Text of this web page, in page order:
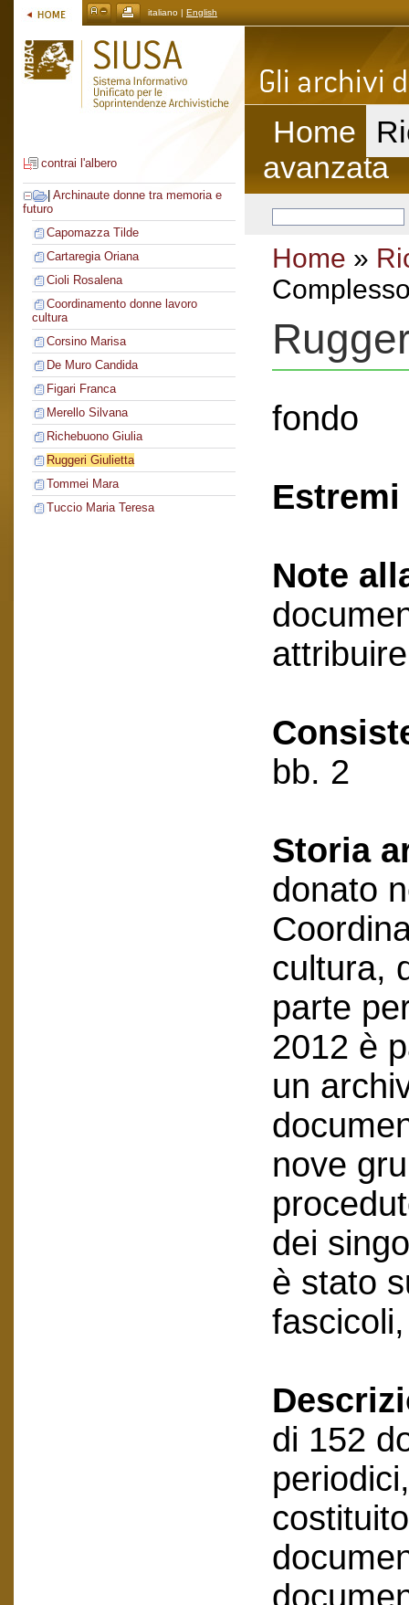
italiano | English
contrai l'albero
Archinaute donne tra memoria e
futuro
Capomazza Tilde
Cartaregia Oriana
Cioli Rosalena
Coordinamento donne lavoro
cultura
Corsino Marisa
De Muro Candida
Figari Franca
Merello Silvana
Richebuono Giulia
Ruggeri Giulietta
Tommei Mara
Tuccio Maria Teresa
Home
avanzata
Home »
fondo
Note
bb. 2
Storia
donato
cultura,
parte
2012 è
un
nove
dei
è stato
di 152